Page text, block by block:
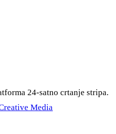
24-satno crtanje stripa.
Media